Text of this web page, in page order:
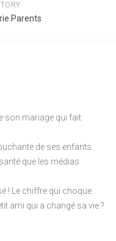
Parents
son mariage qui fait
de ses enfants.
que les médias
! Le chiffre qui choque.
ami qui a changé sa vie ?